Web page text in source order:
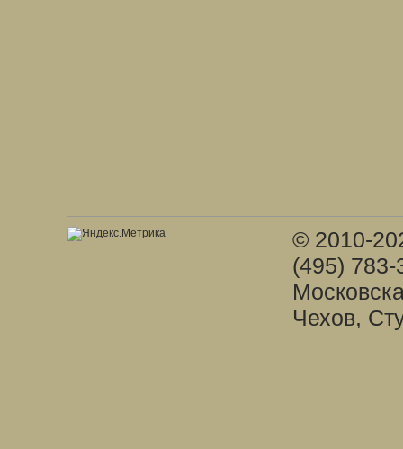
© 2010-
(495)
Чехов,